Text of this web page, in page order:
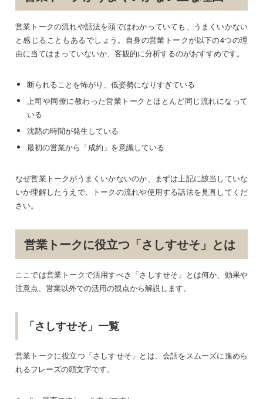
営業トークの流れや話法を頭ではわかっていても、うまくいかない
と感じることもあるでしょう。自身の営業トークが以下の4つの理
由に当てはまっていないか、客観的に分析するのがおすすめです。
断られることを怖がり、低姿勢になりすぎている
上司や同僚に教わった営業トークとほとんど同じ流れになって
いる
沈黙の時間が発生している
最初の営業から「成約」を意識している
なぜ営業トークがうまくいかないのか、まずは上記に該当していな
いか理解したうえで、トークの流れや使用する話法を見直してくだ
さい。
営業トークに役立つ「さしすせそ」とは
ここでは営業トークで活用すべき「さしすせそ」とは何か、効果や
注意点、営業以外での活用の観点から解説します。
「さしすせそ」一覧
営業トークに役立つ「さしすせそ」とは、会話をスムーズに進めら
れるフレーズの頭文字です。